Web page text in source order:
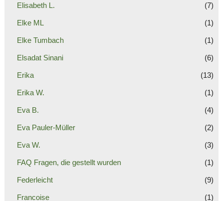
Elisabeth L. (7)
Elke ML (1)
Elke Tumbach (1)
Elsadat Sinani (6)
Erika (13)
Erika W. (1)
Eva B. (4)
Eva Pauler-Müller (2)
Eva W. (3)
FAQ Fragen, die gestellt wurden (1)
Federleicht (9)
Francoise (1)